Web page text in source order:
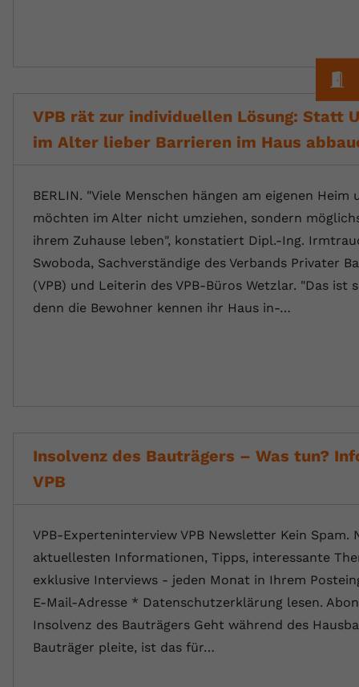
VPB rät zur individuellen Lösung: Statt
im Alter lieber Barrieren im Haus
BERLIN. "Viele Menschen hängen am eigenen Heim
möchten im Alter nicht umziehen, sondern
ihrem Zuhause leben", konstatiert Dipl.-Ing.
Swoboda, Sachverständige des Verbands Privater
(VPB) und Leiterin des VPB-Büros Wetzlar. "Das ist
denn die Bewohner kennen ihr Haus in-…
Insolvenz des Bauträgers – Was tun?
VPB
VPB-Experteninterview VPB Newsletter Kein Spam.
aktuellesten Informationen, Tipps, interessante
exklusive Interviews - jeden Monat in Ihrem
E-Mail-Adresse * Datenschutzerklärung lesen.
Insolvenz des Bauträgers Geht während des
Bauträger pleite, ist das für…